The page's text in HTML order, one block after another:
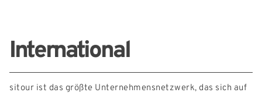
International
sitour ist das größte Unternehmensnetzwerk, das sich auf